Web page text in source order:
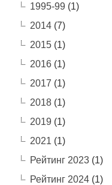
1995-99 (1)
2014(7)
2015(1)
2016(1)
2017 (1)
2018(1)
2019 (1)
2021 (1)
Рейтинг 2023(1)
Рейтинг 2024(1)